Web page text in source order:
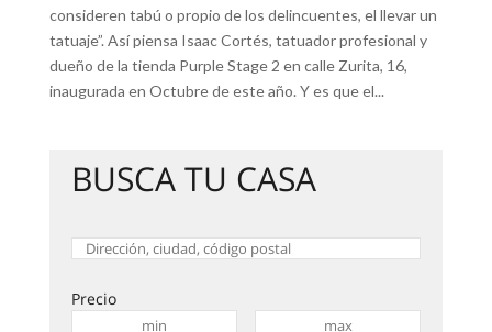
consideren tabú o propio de los delincuentes, el llevar un
tatuaje”. Así piensa Isaac Cortés, tatuador profesional y
dueño de la tienda Purple Stage 2 en calle Zurita, 16,
inaugurada en Octubre de este año. Y es que el...
BUSCA TU CASA
Precio